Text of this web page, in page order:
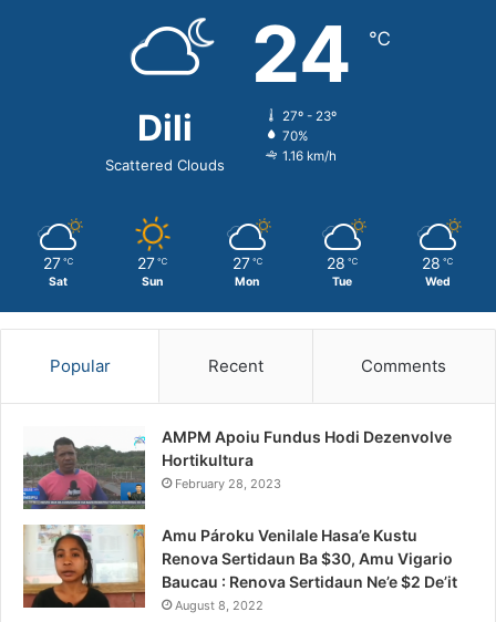
Dili
Scattered Clouds
24 ℃
27º - 23º
70%
1.16 km/h
27 ℃
Sat
27 ℃
Sun
27 ℃
Mon
28 ℃
Tue
28 ℃
Wed
Popular Recent Comments
AMPM Apoiu Fundus Hodi Dezenvolve
Hortikultura
February 28, 2023
Amu Pároku Venilale Hasa’e Kustu
Renova Sertidaun Ba $30, Amu Vigario
Baucau : Renova Sertidaun Ne’e $2 De’it
August 8, 2022